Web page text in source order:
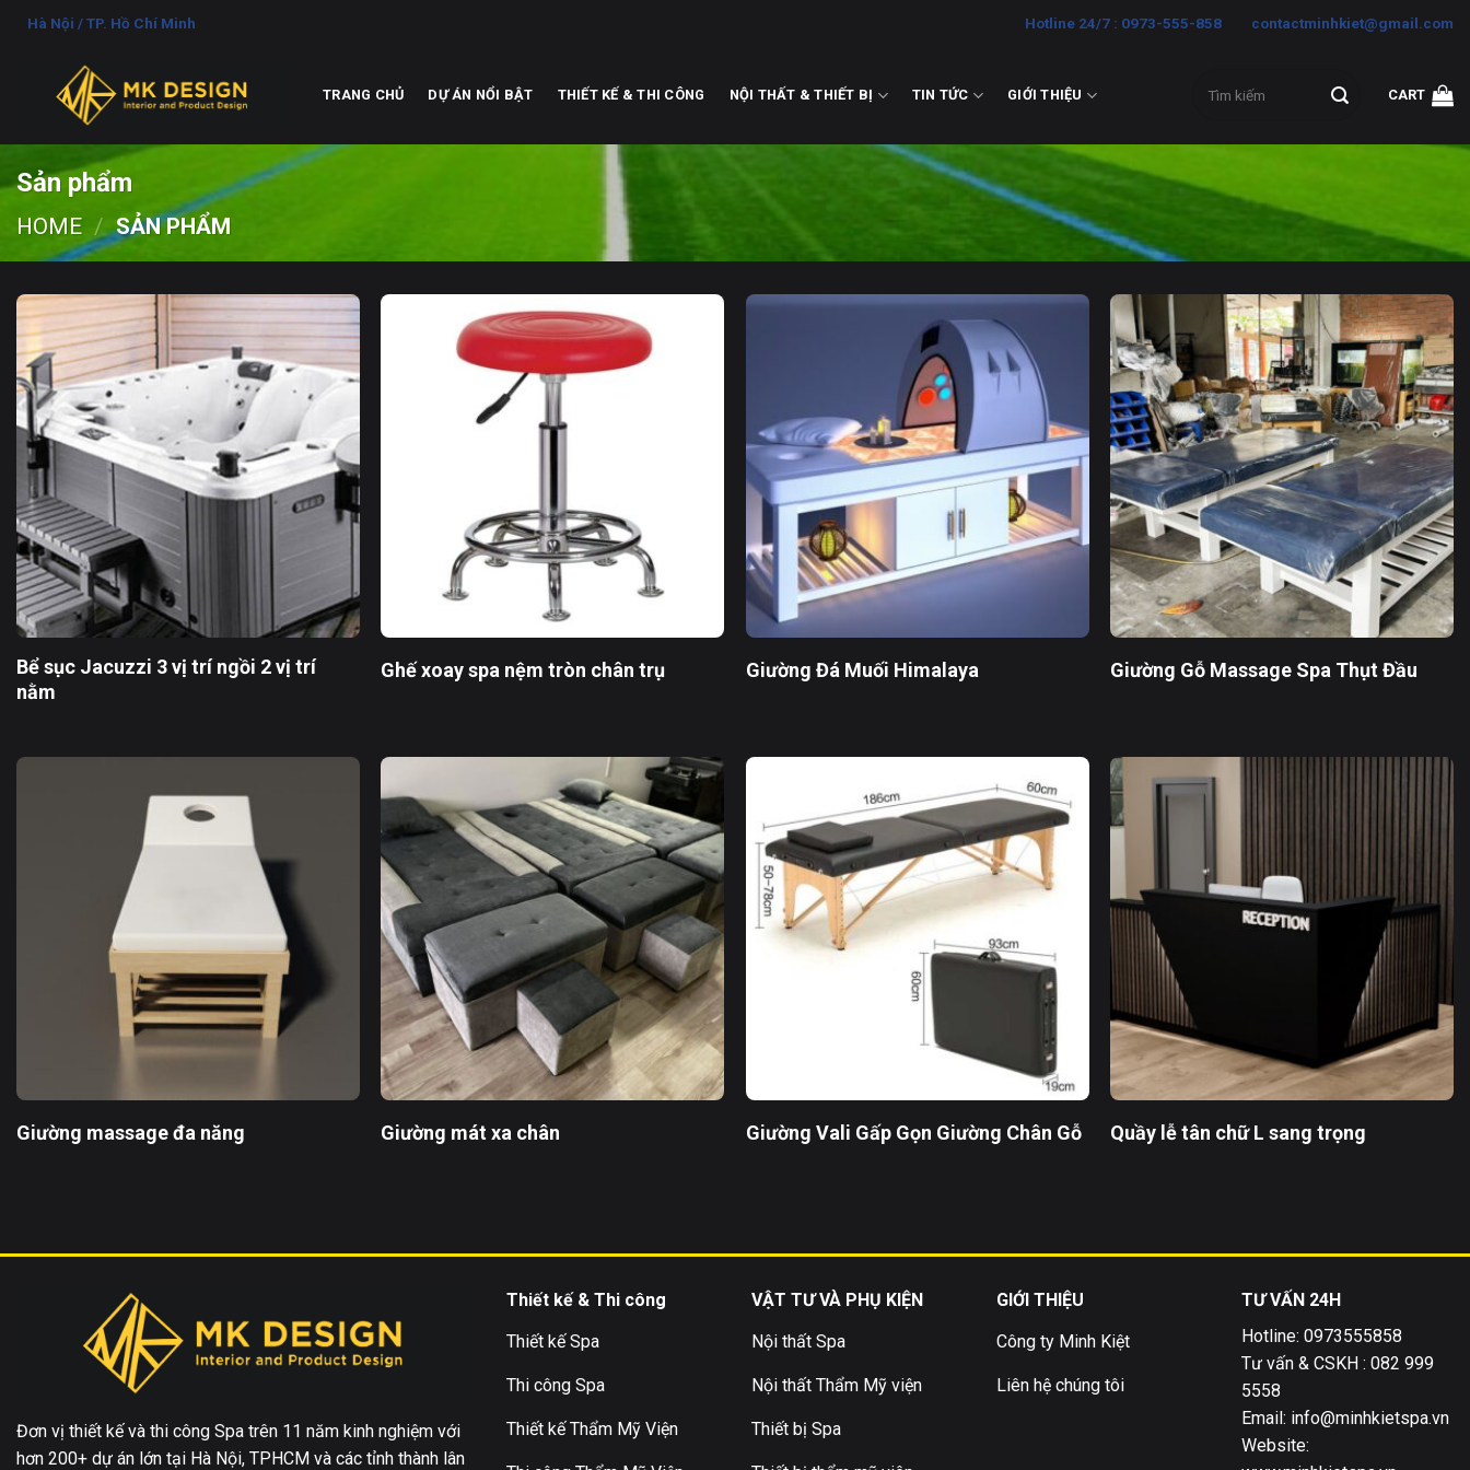
ChuyểnHà Nội / TP. Hồ Chí Minh Hotline 24/7 : 0973-555-858 contactminhkiet@gmail.com
TRANG CHỦ DỰ ÁN NỔI BẬT THIẾT KẾ & THI CÔNG NỘI THẤT & THIẾT BỊ TIN TỨC GIỚI THIỆU
for:
CART
Sản phẩm
HOME / SẢN PHẨM
Bể sục Jacuzzi 3 vị trí ngồi 2 vị trí
nằm
Ghế xoay spa nệm tròn chân trụ Giường Đá Muối Himalaya Giường Gỗ Massage Spa Thụt Đầu
Giường massage đa năng Giường mát xa chân Giường Vali Gấp Gọn Giường Chân Gỗ Quầy lễ tân chữ L sang trọng
Đơn vị thiết kế và thi công Spa trên 11 năm kinh nghiệm với
hơn 200+ dự án lớn tại Hà Nội, TPHCM và các tỉnh thành lân
Thiết kế & Thi công
Thiết kế Spa
Thi công Spa
Thiết kế Thẩm Mỹ Viện
VẬT TƯ VÀ PHỤ KIỆN
Nội thất Spa
Nội thất Thẩm Mỹ viện
Thiết bị Spa
GIỚI THIỆU
Công ty Minh Kiệt
Liên hệ chúng tôi
TƯ VẤN 24H
Hotline: 0973555858
Tư vấn & CSKH : 082 999
5558
Email: info@minhkietspa.vn
Website: